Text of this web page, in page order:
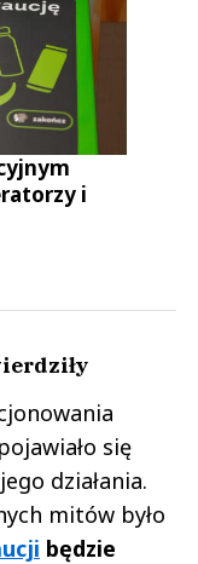
i
się
działania.
mitów było
będzie